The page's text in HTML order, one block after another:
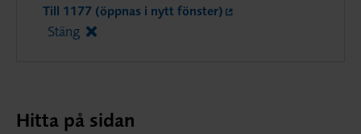
Till 1177 (öppnas i nytt fönster)
Stäng
Hitta på sidan